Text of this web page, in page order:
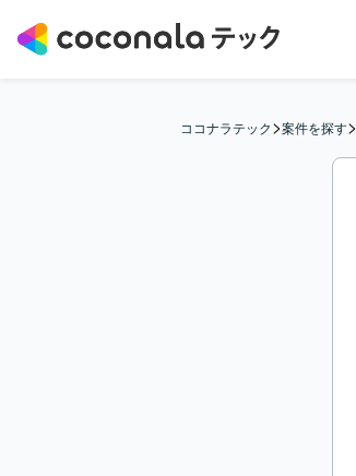
ココナラテック>案件を探す>